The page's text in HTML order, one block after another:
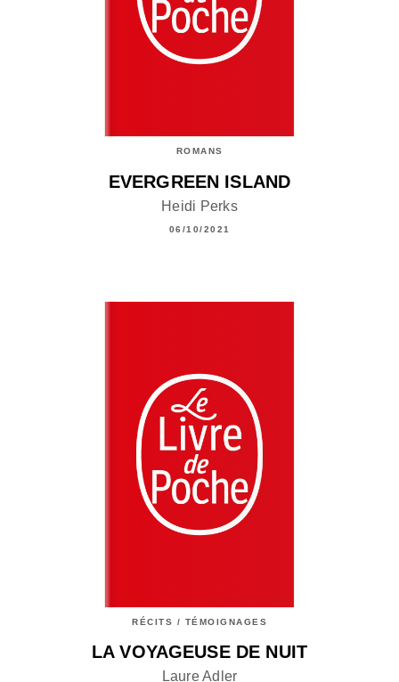
ROMANS
EVERGREEN ISLAND
Heidi Perks
06/10/2021
RÉCITS / TÉMOIGNAGES
LA VOYAGEUSE DE NUIT
Laure Adler